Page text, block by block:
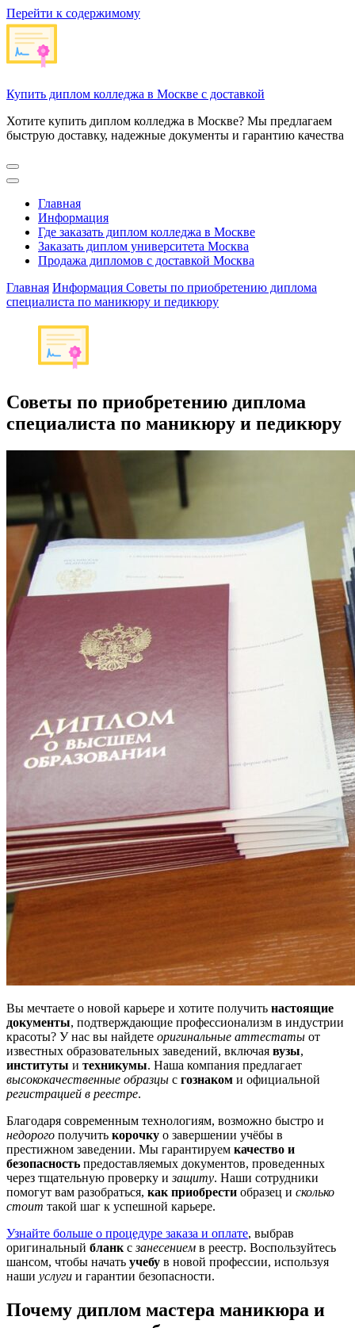
Перейти к содержимому
Купить диплом колледжа в Москве с доставкой
Хотите купить диплом колледжа в Москве? Мы предлагаем
быструю доставку, надежные документы и гарантию качества
Главная
Информация
Где заказать диплом колледжа в Москве
Заказать диплом университета Москва
Продажа дипломов с доставкой Москва
Главная Информация Советы по приобретению диплома
специалиста по маникюру и педикюру
Советы по приобретению диплома
специалиста по маникюру и педикюру
Вы мечтаете о новой карьере и хотите получить настоящие
документы, подтверждающие профессионализм в индустрии
красоты? У нас вы найдете оригинальные аттестаты от
известных образовательных заведений, включая вузы,
институты и техникумы. Наша компания предлагает
высококачественные образцы с гознаком и официальной
регистрацией в реестре.
Благодаря современным технологиям, возможно быстро и
недорого получить корочку о завершении учёбы в
престижном заведении. Мы гарантируем качество и
безопасность предоставляемых документов, проведенных
через тщательную проверку изащиту. Наши сотрудники
помогут вам разобраться, как приобрести образец и сколько
стоит такой шаг к успешной карьере.
Узнайте больше о процедуре заказа и оплате, выбрав
оригинальный бланк сзанесением в реестр. Воспользуйтесь
шансом, чтобы начать учебу в новой профессии, используя
наши услуги и гарантии безопасности.
Почему диплом мастера маникюра и